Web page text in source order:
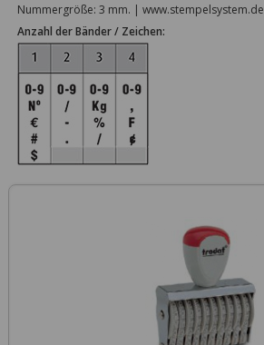
Nummergröße: 3 mm. | www.stempelsystem.de
Anzahl der Bänder / Zeichen: